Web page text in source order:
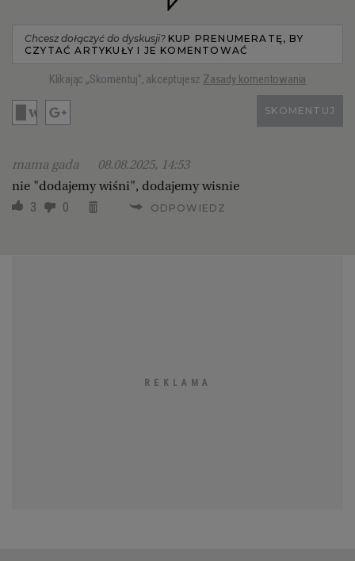
Chcesz dołączyć do dyskusji? KUP PRENUMERATĘ, BY
CZYTAĆ ARTYKUŁY I JE KOMENTOWAĆ
Klikając „Skomentuj”, akceptujesz Zasady komentowania
SKOMENTUJ
mama gada
08.08.2025, 14:53
nie "dodajemy wiśni", dodajemy wisnie
3 0 ODPOWIEDZ